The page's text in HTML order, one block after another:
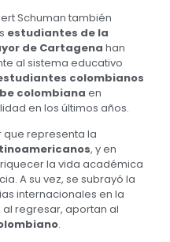
Schuman también
estudiantes de la
de Cartagena han
al sistema educativo
colombianos
colombiana en
en los últimos años.
que representa la
, y en
la vida académica
A su vez, se subrayó la
internacionales en la
regresar, aportan al
.